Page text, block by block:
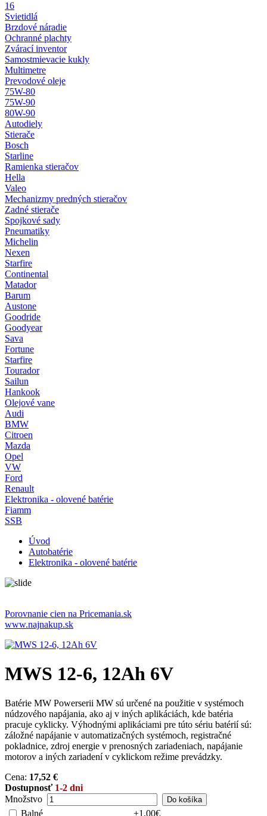
16
Svietidlá
Brzdové náradie
Ochranné plachty
Zvárací inventor
Samostmievacie kukly
Multimetre
Prevodové oleje
75W-80
75W-90
80W-90
Autodiely
Stierače
Bosch
Starline
Ramienka stieračov
Hella
Valeo
Mechanizmy predných stieračov
Zadné stierače
Spojkové sady
Pneumatiky
Michelin
Nexen
Starfire
Continental
Matador
Barum
Austone
Goodride
Goodyear
Sava
Fortune
Starfire
Tourador
Sailun
Hankook
Olejové vane
Audi
BMW
Citroen
Mazda
Opel
VW
Ford
Renault
Elektronika - olovené batérie
Fiamm
SSB
Úvod
Autobatérie
Elektronika - olovené batérie
Porovnanie cien na Pricemania.sk
www.najnakup.sk
MWS 12-6, 12Ah 6V
Batérie MW Powerserii MW sú určené na použitie v systémoch
núdzového napájania, ako aj v iných aplikáciách, kde batéria
pracuje cyklicky. Výhodnými aplikáciami pre túto sériu batérií sú:
záložné napájanie v automatizačných systémoch, registračné
pokladnice, zdroj energie v prenosných zariadeniach, napájanie
motorov a iných zariadení v cyklickom režime prevádzky.
Cena: 17,52 €
Dostupnosť 1-2 dni
Množstvo
Balné
+1,00€